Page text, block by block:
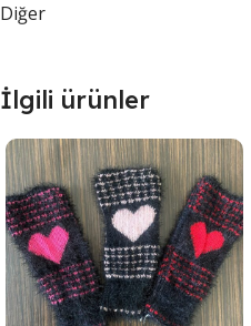
Diğer
İlgili ürünler